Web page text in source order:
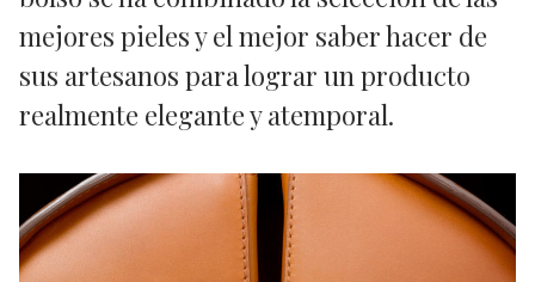
mejores pieles y el mejor saber hacer de
sus artesanos para lograr un producto
realmente elegante y atemporal.